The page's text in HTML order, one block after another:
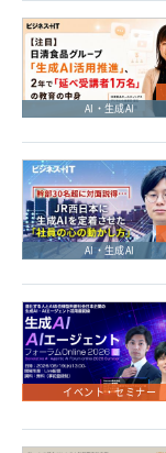
AI・生成AI
AI・生成AI
イベント・セミナー